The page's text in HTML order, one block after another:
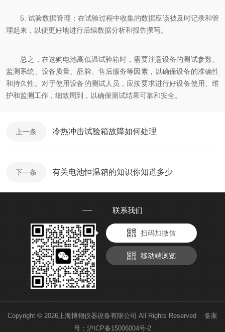
5. 试验数据管理：在试验过程中收集的数据应该被及时记录和管
理起来，以便更好地进行后续数据分析和报告撰写。
总之，在选购电池高低温试验箱时，需要注意设备的测试参数、
监测系统、设备质量、品牌、售后服务等因素，以确保设备的准确性
和持久性。对于使用设备的测试人员，应按要求进行好设备使用、维
护和监测工作，细致周到，以确保测试结果可靠和安全。
上一条 冷热冲击试验箱故障如何处理
下一条 有关电池恒温箱的知识你知道多少
联系我们
扫码加微信
移动端浏览
Copyright © 2026上海博翎仪器设备有限公司 All Rights Reserved 备案
号： 沪ICP备15006004号-2